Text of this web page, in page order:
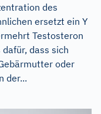
des
ersetzt ein Y
Testosteron
dass sich
oder
der...